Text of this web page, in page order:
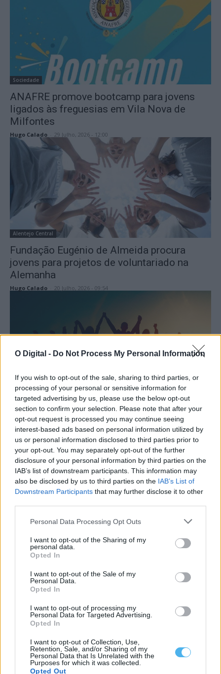
O Digital - Do Not Process My Personal Information
If you wish to opt-out of the sale, sharing to third parties, or
processing of your personal or sensitive information for
targeted advertising by us, please use the below opt-out
section to confirm your selection. Please note that after your
opt-out request is processed you may continue seeing
interest-based ads based on personal information utilized by
us or personal information disclosed to third parties prior to
your opt-out. You may separately opt-out of the further
disclosure of your personal information by third parties on the
IAB’s list of downstream participants. This information may
also be disclosed by us to third parties on the IAB’s List of
Downstream Participants that may further disclose it to other
Personal Data Processing Opt Outs
I want to opt-out of the Sharing of my
personal data.
Opted In
I want to opt-out of the Sale of my
Personal Data.
Opted In
I want to opt-out of processing my
Personal Data for Targeted Advertising.
Opted In
I want to opt-out of Collection, Use,
Retention, Sale, and/or Sharing of my
Personal Data that Is Unrelated with the
Purposes for which it was collected.
Opted Out
Sociedade
ANAFRE promove bootcamp para jovens
ligados às freguesias em Vila Nova de
Milfontes
Hugo Calado 29 Julho, 2026 - 12:00
Alentejo Central
Fundação Eugénio de Almeida procura
jovens para projetos de voluntariado na
Alemanha
Hugo Calado 20 Julho, 2026 - 09:54
Alentejo
FRAJAL promove visitas às associações
juvenis do Alentejo para reforçar
participação cívica e valores europeus
Hugo Calado - 18 Julho, 2026 - 13:00
Alentejo continua a envelhecer e mantém-
se entre as regiões mais envelhecidas do
Hugo Calado